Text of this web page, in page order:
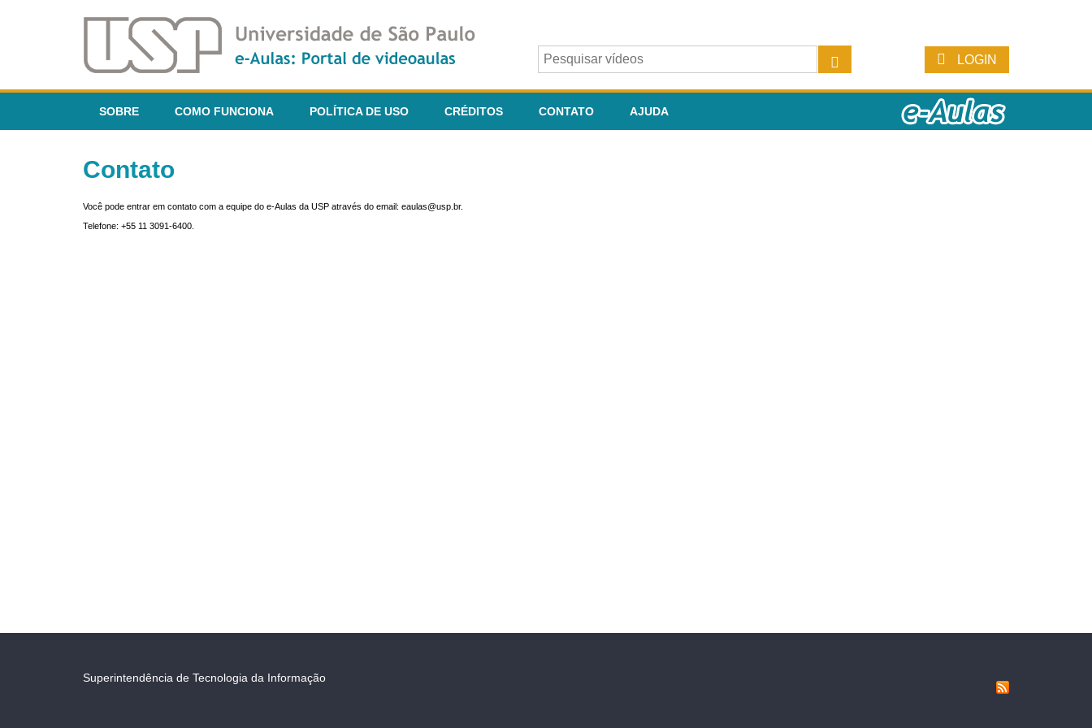
LOGIN
SOBRE COMO FUNCIONA POLÍTICA DE USO CRÉDITOS CONTATO AJUDA
Contato
Você pode entrar em contato com a equipe do e-Aulas da USP através do email: eaulas@usp.br.
Telefone: +55 11 3091-6400.
Superintendência de Tecnologia da Informação